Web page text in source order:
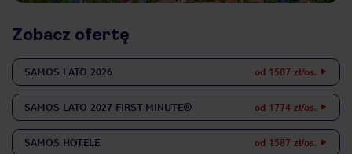
Zobacz ofertę
SAMOS LATO 2026 od 1587 zł/os.
SAMOS LATO 2027 FIRST MINUTE® od 1774 zł/os.
SAMOS HOTELE od 1587 zł/os.